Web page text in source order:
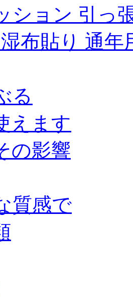
ション 引っ
布貼り 通年
る
えます
の影響
質感で